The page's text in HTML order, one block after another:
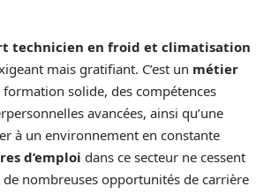
technicien en froid et climatisation
mais gratifiant. C’est un métier
solide, des compétences
avancées, ainsi qu’une
à un environnement en constante
d’emploi dans ce secteur ne cessent
nombreuses opportunités de carrière